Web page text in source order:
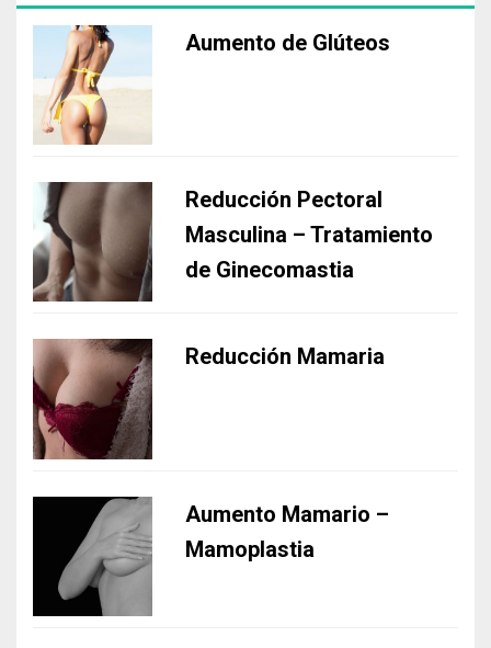
Aumento de Glúteos
Reducción Pectoral
Masculina – Tratamiento
de Ginecomastia
Reducción Mamaria
Aumento Mamario –
Mamoplastia